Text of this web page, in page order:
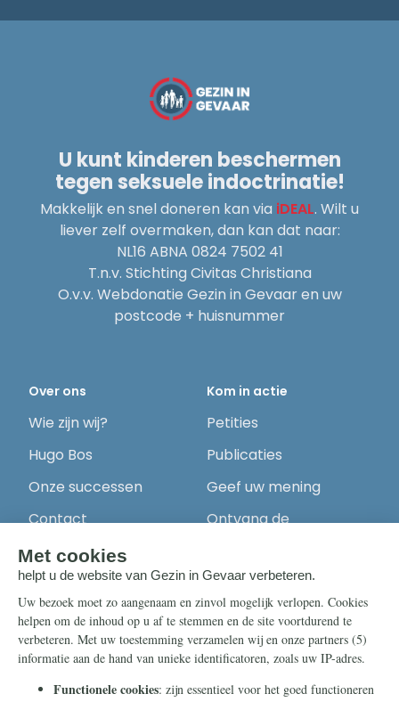
U kunt kinderen beschermen
tegen seksuele indoctrinatie!
Makkelijk en snel doneren kan via iDEAL. Wilt u
liever zelf overmaken, dan kan dat naar:
NL16 ABNA 0824 7502 41
T.n.v. Stichting Civitas Christiana
O.v.v. Webdonatie Gezin in Gevaar en uw
postcode + huisnummer
Over ons
Wie zijn wij?
Hugo Bos
Onze successen
Contact
Kom in actie
Petities
Publicaties
Geef uw mening
Ontvang de
Steun ons
Nieuwsbrief
Eenmalig
Maandelijks
Info
Contact
Ontvang onze
Telegram-berichten